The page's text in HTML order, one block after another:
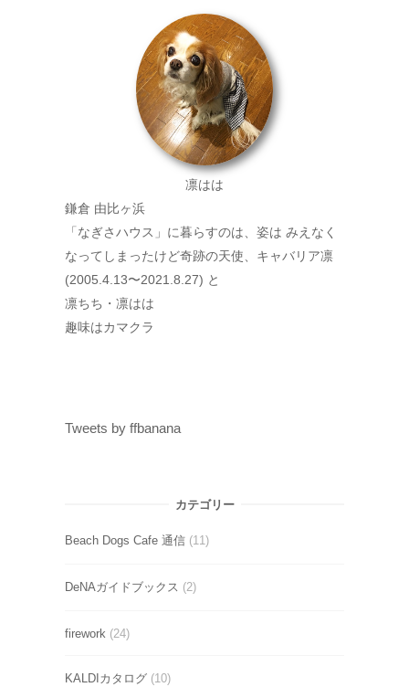
凛はは
鎌倉 由比ヶ浜
「なぎさハウス」に暮らすのは、姿は みえなく
なってしまったけど奇跡の天使、キャバリア凛
(2005.4.13〜2021.8.27) と
凛ちち・凛はは
趣味はカマクラ
Tweets by ffbanana
カテゴリー
Beach Dogs Cafe 通信 (11)
DeNAガイドブックス (2)
firework (24)
KALDIカタログ (10)